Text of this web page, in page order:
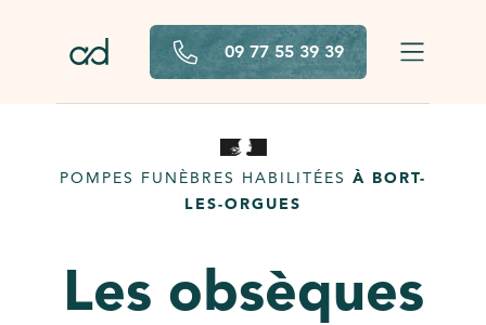
09 77 55 39 39
POMPES FUNÈBRES HABILITÉES À BORT-
LES-ORGUES
Les obsèques